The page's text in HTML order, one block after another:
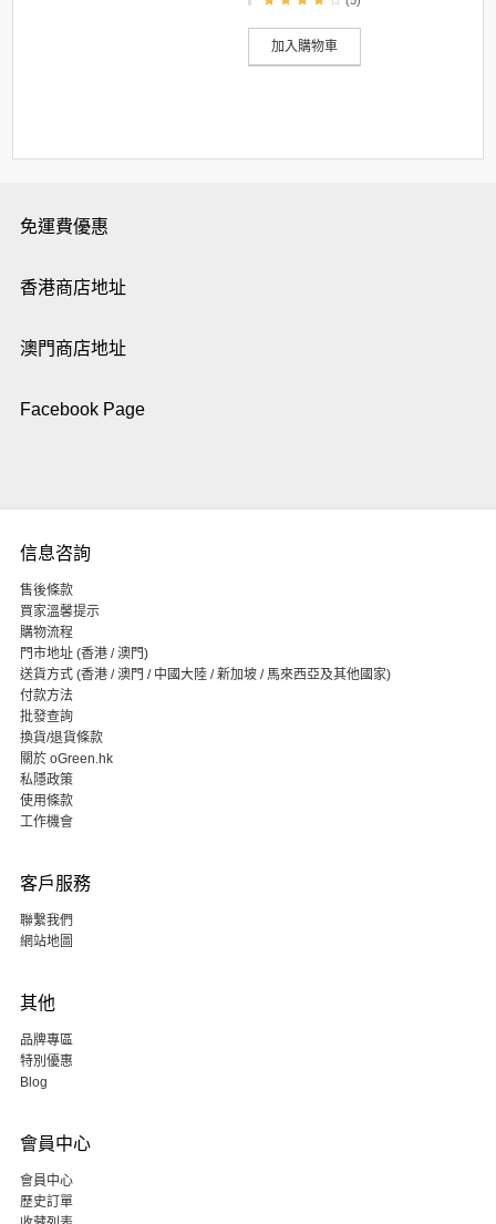
加入購物車
免運費優惠
香港商店地址
澳門商店地址
Facebook Page
信息咨詢
售後條款
買家溫馨提示
購物流程
門市地址 (香港 / 澳門)
送貨方式 (香港 / 澳門 / 中國大陸 / 新加坡 / 馬來西亞及其他國家)
付款方法
批發查詢
換貨/退貨條款
關於 oGreen.hk
私隱政策
使用條款
工作機會
客戶服務
聯繫我們
網站地圖
其他
品牌專區
特別優惠
Blog
會員中心
會員中心
歷史訂單